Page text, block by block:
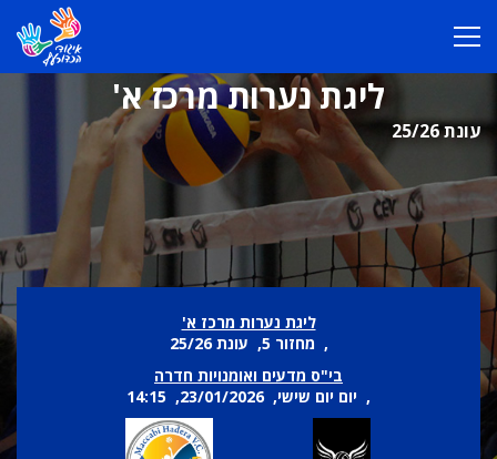
ליגת נערות מרכז א'
עונת 25/26
ליגת נערות מרכז א'
, מחזור 5, עונת 25/26
בי"ס מדעים ואומנויות חדרה
, יום יום שישי, 23/01/2026, 14:15